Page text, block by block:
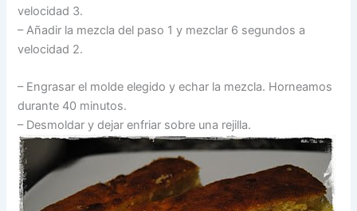
velocidad 3.
– Añadir la mezcla del paso 1 y mezclar 6 segundos a
velocidad 2.
– Engrasar el molde elegido y echar la mezcla. Horneamos
durante 40 minutos.
– Desmoldar y dejar enfriar sobre una rejilla.